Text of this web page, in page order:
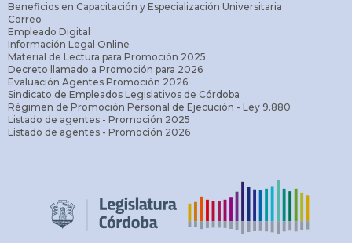
Beneficios en Capacitación y Especialización Universitaria
Correo
Empleado Digital
Información Legal Online
Material de Lectura para Promoción 2025
Decreto llamado a Promoción para 2026
Evaluación Agentes Promoción 2026
Sindicato de Empleados Legislativos de Córdoba
Régimen de Promoción Personal de Ejecución - Ley 9.880
Listado de agentes - Promoción 2025
Listado de agentes - Promoción 2026